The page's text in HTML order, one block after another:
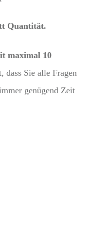
Quantität.
maximal 10
dass Sie alle Fragen
genügend Zeit